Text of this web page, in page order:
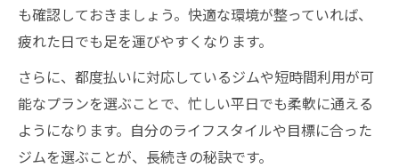
も確認しておきましょう。快適な環境が整っていれば、
疲れた日でも足を運びやすくなります。
さらに、都度払いに対応しているジムや短時間利用が可
能なプランを選ぶことで、忙しい平日でも柔軟に通える
ようになります。自分のライフスタイルや目標に合った
ジムを選ぶことが、長続きの秘訣です。